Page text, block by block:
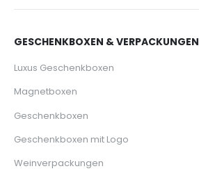
GESCHENKBOXEN & VERPACKUNGEN
Luxus Geschenkboxen
Magnetboxen
Geschenkboxen
Geschenkboxen mit Logo
Weinverpackungen